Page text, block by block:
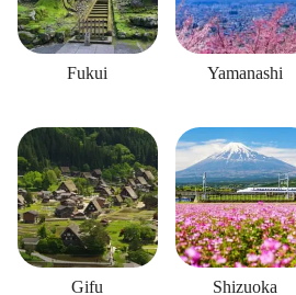
Fukui Yamanashi
Gifu Shizuoka